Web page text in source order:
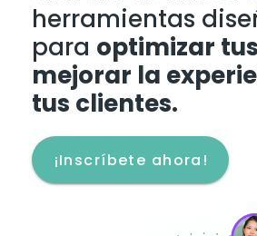
herramientas
para optimizar
mejorar la
tus clientes.
¡Inscríbete ahora!